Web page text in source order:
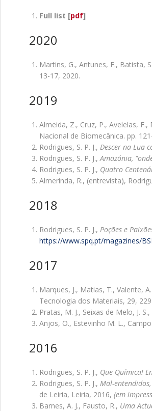
Full list [pdf]
2020
Martins, G., Antunes, F., Batista,
13-17, 2020.
2019
Almeida, Z., Cruz, P., Avelelas, F.,
Nacional de Biomecânica. pp.
Rodrigues, S. P. J., Descer na Lua
Rodrigues, S. P. J., Amazónia,
Rodrigues, S. P. J., Quatro
Almerinda, R., (entrevista),
2018
Rodrigues, S. P. J., Poções e
https://www.spq.pt/magazines/
2017
Marques, J., Matias, T., Valente,
Tecnologia dos Materiais, 29,
Pratas, M. J., Seixas de Melo, J. S.,
Anjos, O., Estevinho M. L.,
2016
Rodrigues, S. P. J., Que Química!
Rodrigues, S. P. J., Mal-
de Leiria, Leiria, 2016, (em
Barnes, A. J., Fausto, R., Uma